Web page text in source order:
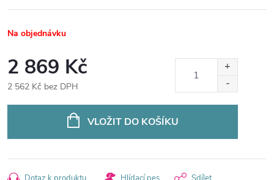
Na objednávku
2 869 Kč
2 562 Kč bez DPH
VLOŽIT DO KOŠÍKU